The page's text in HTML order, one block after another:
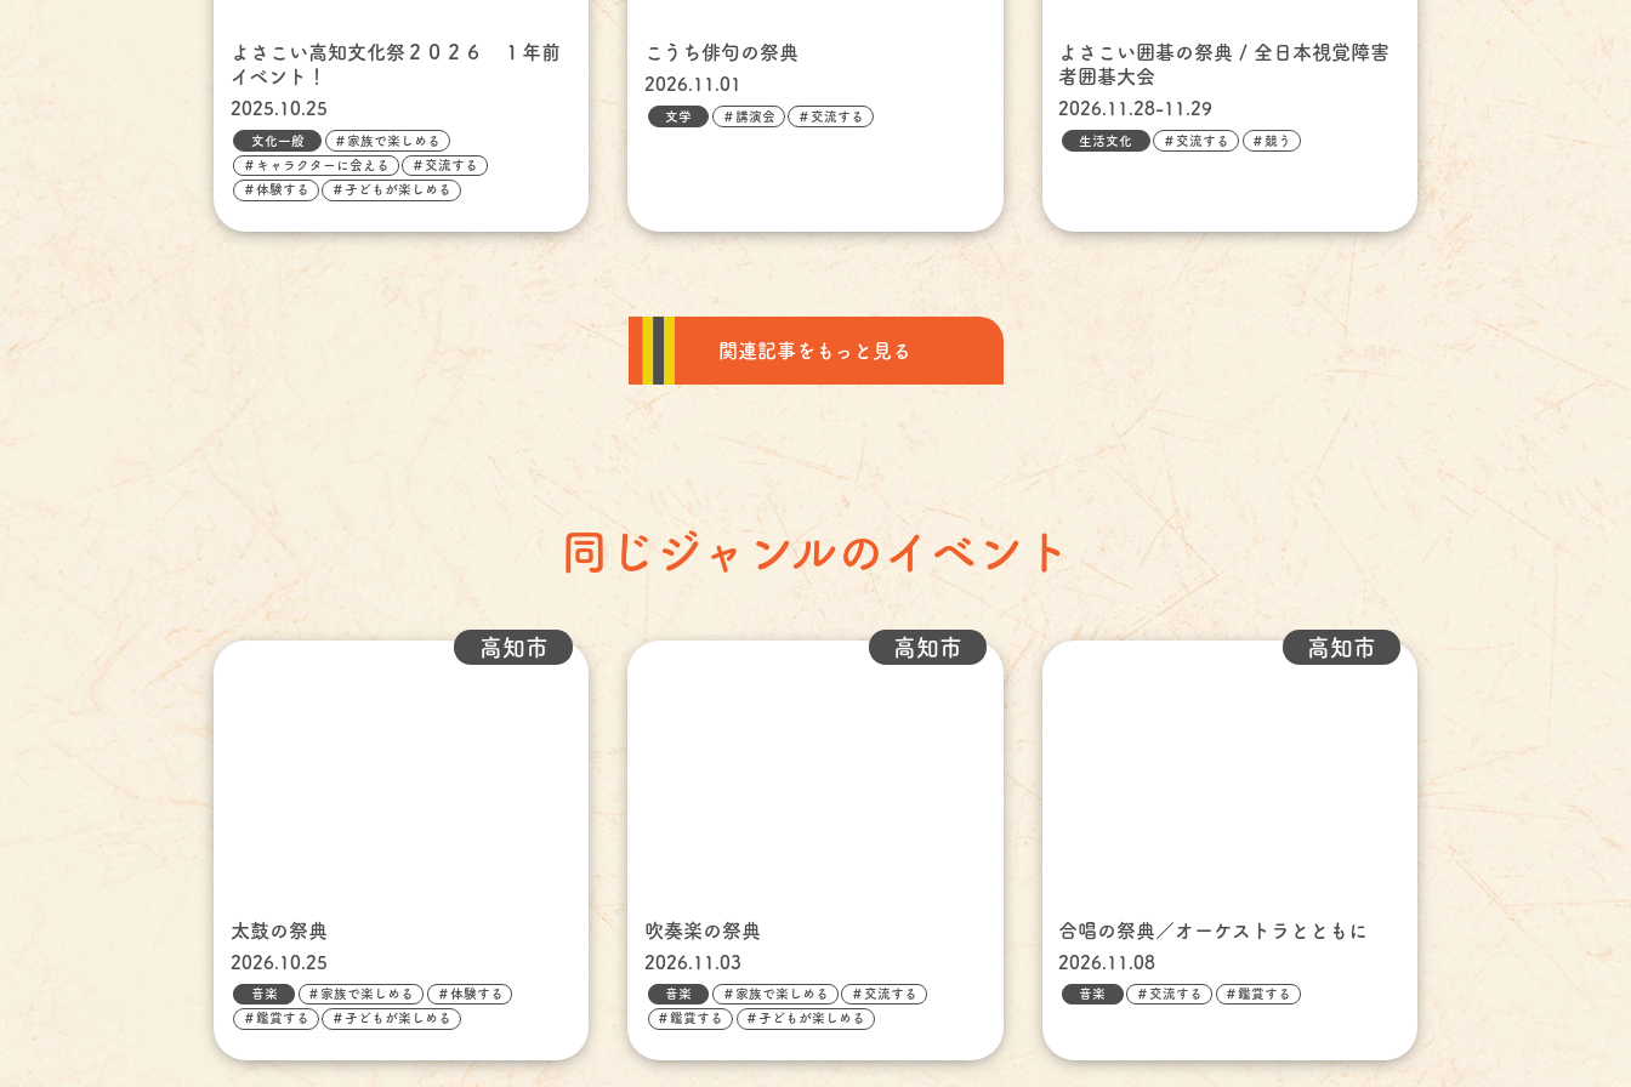
よさこい高知文化祭２０２６ １年前
イベント！
2025.10.25
文化一般 ＃家族で楽しめる
＃キャラクターに会える ＃交流する
＃体験する ＃子どもが楽しめる
こうち俳句の祭典
2026.11.01
文学 ＃講演会 ＃交流する
よさこい囲碁の祭典 / 全日本視覚障害
者囲碁大会
2026.11.28-11.29
生活文化 ＃交流する ＃競う
関連記事をもっと見る
同じジャンルのイベント
太鼓の祭典
2026.10.25
高知市
音楽 ＃家族で楽しめる ＃体験する
＃鑑賞する ＃子どもが楽しめる
吹奏楽の祭典
2026.11.03
高知市
音楽 ＃家族で楽しめる ＃交流する
＃鑑賞する ＃子どもが楽しめる
合唱の祭典／オーケストラとともに
2026.11.08
高知市
音楽 ＃交流する ＃鑑賞する